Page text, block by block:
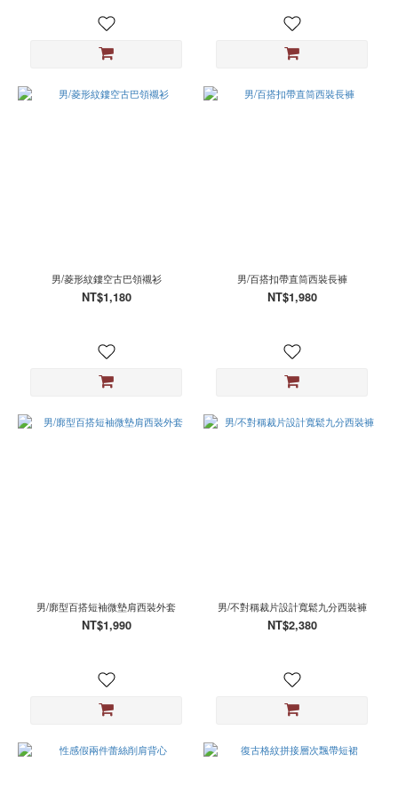
男/菱形紋鏤空古巴領襯衫
NT$1,180
男/百搭扣帶直筒西裝長褲
NT$1,980
男/廓型百搭短袖微墊肩西裝外套
NT$1,990
男/不對稱裁片設計寬鬆九分西裝褲
NT$2,380